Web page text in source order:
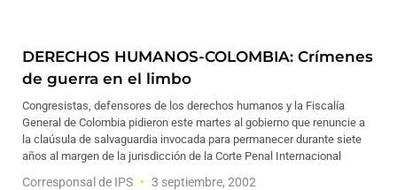
DERECHOS HUMANOS-COLOMBIA: Crímenes
de guerra en el limbo
Congresistas, defensores de los derechos humanos y la Fiscalía
General de Colombia pidieron este martes al gobierno que renuncie a
la claúsula de salvaguardia invocada para permanecer durante siete
años al margen de la jurisdicción de la Corte Penal Internacional
Corresponsal de IPS 3 septiembre, 2002